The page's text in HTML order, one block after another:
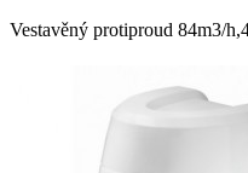
Vestavěný protiproud 84m3/
Pridať do košíka